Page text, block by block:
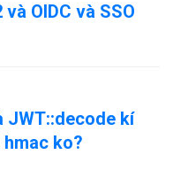
OIDC và SSO
JWT::decode kí
ko?